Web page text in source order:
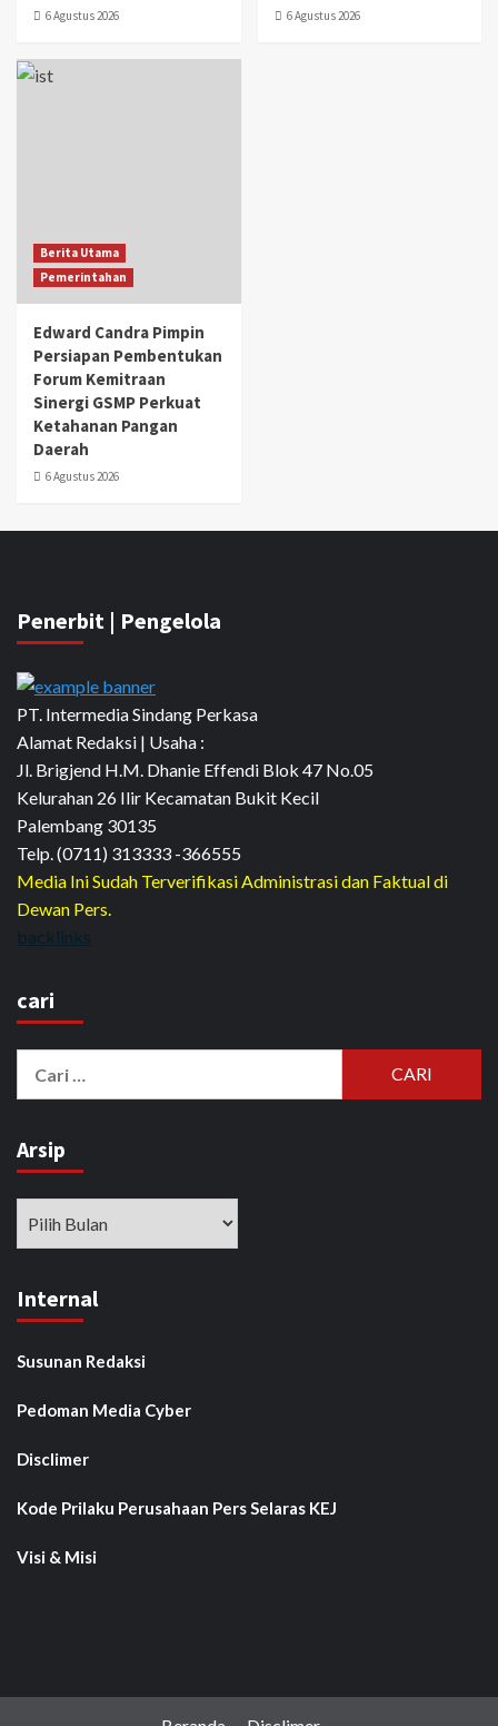
6 Agustus 2026 6 Agustus 2026
Berita Utama
Pemerintahan
Edward Candra Pimpin
Persiapan Pembentukan
Forum Kemitraan
Sinergi GSMP Perkuat
Ketahanan Pangan
Daerah
6 Agustus 2026
Penerbit | Pengelola
PT. Intermedia Sindang Perkasa
Alamat Redaksi | Usaha :
Jl. Brigjend H.M. Dhanie Effendi Blok 47 No.05
Kelurahan 26 Ilir Kecamatan Bukit Kecil
Palembang 30135
Telp. (0711) 313333 -366555
Media Ini Sudah Terverifikasi Administrasi dan Faktual di
Dewan Pers.
backlinks
cari
Arsip
Internal
Susunan Redaksi
Pedoman Media Cyber
Disclimer
Kode Prilaku Perusahaan Pers Selaras KEJ
Visi & Misi